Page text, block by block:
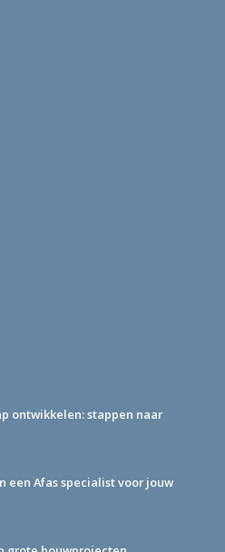
ontwikkelen: stappen naar
een Afas specialist voor jouw